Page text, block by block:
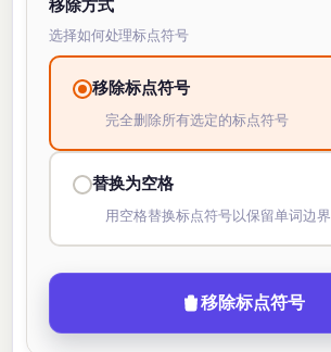
移除方式
选择如何处理标点符号
移除标点符号
完全删除所有选定的标点符号
替换为空格
用空格替换标点符号以保留单词边界
移除标点符号